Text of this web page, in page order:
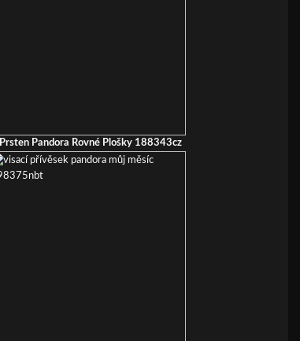
Prsten Pandora Rovné Plošky 188343cz